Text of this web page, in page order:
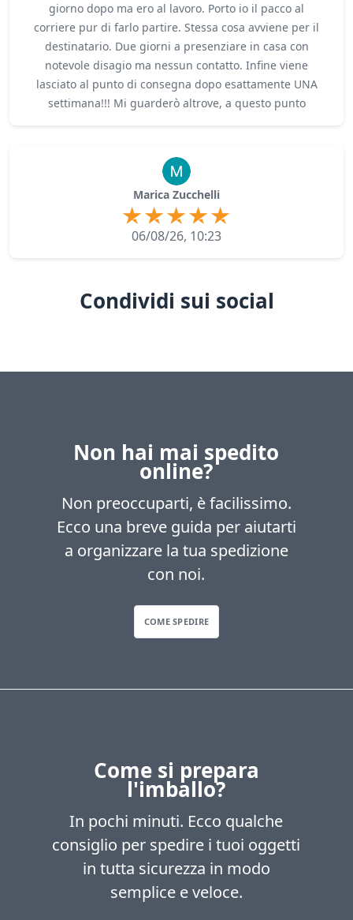
giorno dopo ma ero al lavoro. Porto io il pacco al
corriere pur di farlo partire. Stessa cosa avviene per il
destinatario. Due giorni a presenziare in casa con
notevole disagio ma nessun contatto. Infine viene
lasciato al punto di consegna dopo esattamente UNA
settimana!!! Mi guarderò altrove, a questo punto
Marica Zucchelli
06/08/26, 10:23
Condividi sui social
Non hai mai spedito
online?
Non preoccuparti, è facilissimo.
Ecco una breve guida per aiutarti
a organizzare la tua spedizione
con noi.
COME SPEDIRE
Come si prepara
l'imballo?
In pochi minuti. Ecco qualche
consiglio per spedire i tuoi oggetti
in tutta sicurezza in modo
semplice e veloce.